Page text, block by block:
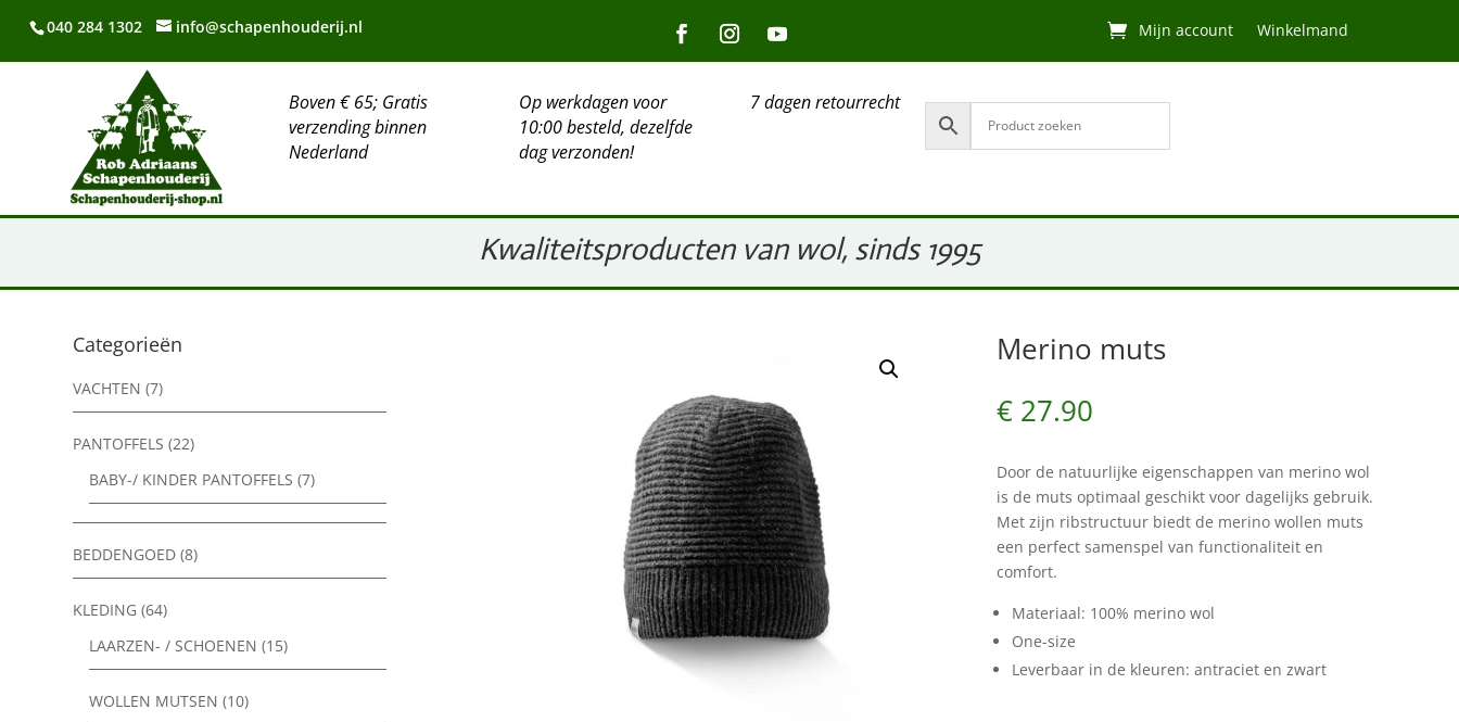
040 284 1302 info@schapenhouderij.nl Mijn account Winkelmand
Boven € 65; Gratis
verzending binnen
Nederland
Op werkdagen voor
10:00 besteld, dezelfde
dag verzonden!
7 dagen retourrecht
Kwaliteitsproducten van wol, sinds 1995
Categorieën
VACHTEN (7)
PANTOFFELS (22)
BABY-/ KINDER PANTOFFELS (7)
BEDDENGOED (8)
KLEDING (64)
LAARZEN- / SCHOENEN (15)
WOLLEN MUTSEN (10)
Merino muts
€27.90
Door de natuurlijke eigenschappen van merino wol
is de muts optimaal geschikt voor dagelijks gebruik.
Met zijn ribstructuur biedt de merino wollen muts
een perfect samenspel van functionaliteit en
comfort.
Materiaal: 100% merino wol
One-size
Leverbaar in de kleuren: antraciet en zwart